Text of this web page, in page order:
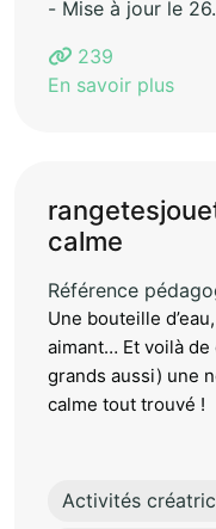
- Mise à jour le
239
En savoir plus
calme
Référence
Une bouteille
aimant… Et voilà
grands aussi) une
calme tout trouvé !
Activités